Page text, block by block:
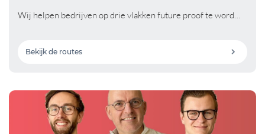
Wij helpen bedrijven op drie vlakken future proof te word…
Bekijk de routes